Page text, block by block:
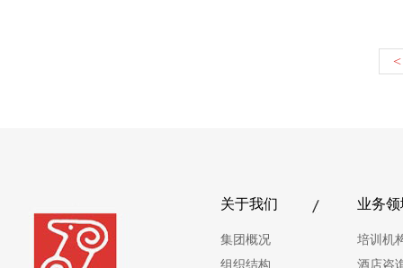
<
关于我们
集团概况
组织结构
业务
培训机
酒店咨